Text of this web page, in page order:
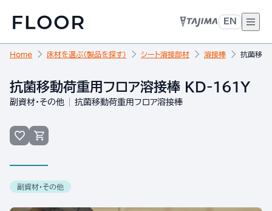
EN
Home 床材を選ぶ（製品を探す） シート溶接部材 溶接棒 抗菌移
抗菌移動荷重用フロア溶接棒 KD-161Y
副資材・その他 抗菌移動荷重用フロア溶接棒
副資材・その他